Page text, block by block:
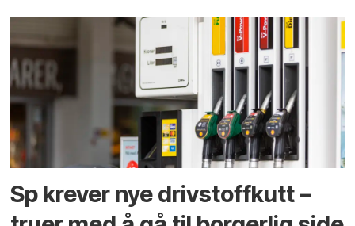
Sp krever nye drivstoffkutt –